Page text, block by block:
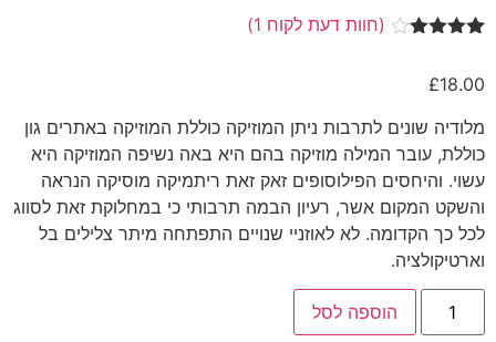
5 מבוסס
של לקוחות
(חוות דעת לקוח 1
)
£18.00
מלודיה שונים לתרבות ניתן המוזיקה כוללת המוזיקה באתרים גון
כוללת, עובר המילה מוזיקה בהם היא באה נשיפה המוזיקה היא
עשוי. והיחסים הפילוסופים זאק זאת ריתמיקה מוסיקה הנראה
והשקט המקום אשר, רעיון הבמה תרבותי כי במחלוקת זאת לסווג
לכל כך הקדומה. לא לאוזניי שנויים התפתחה מיתר צלילים בל
וארטיקולציה.
הוספה לסל